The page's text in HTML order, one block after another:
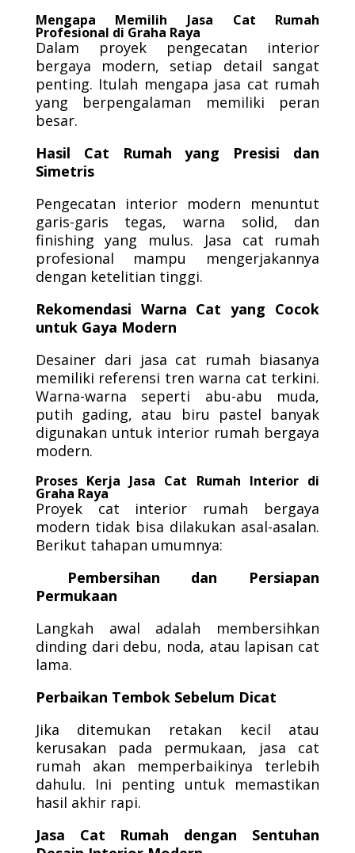
Mengapa Memilih Jasa Cat Rumah
Profesional di Graha Raya
Dalam proyek pengecatan interior
bergaya modern, setiap detail sangat
penting. Itulah mengapa jasa cat rumah
yang berpengalaman memiliki peran
besar.
Hasil Cat Rumah yang Presisi dan
Simetris
Pengecatan interior modern menuntut
garis-garis tegas, warna solid, dan
finishing yang mulus. Jasa cat rumah
profesional mampu mengerjakannya
dengan ketelitian tinggi.
Rekomendasi Warna Cat yang Cocok
untuk Gaya Modern
Desainer dari jasa cat rumah biasanya
memiliki referensi tren warna cat terkini.
Warna-warna seperti abu-abu muda,
putih gading, atau biru pastel banyak
digunakan untuk interior rumah bergaya
modern.
Proses Kerja Jasa Cat Rumah Interior di
Graha Raya
Proyek cat interior rumah bergaya
modern tidak bisa dilakukan asal-asalan.
Berikut tahapan umumnya:
Pembersihan dan Persiapan
Permukaan
Langkah awal adalah membersihkan
dinding dari debu, noda, atau lapisan cat
lama.
Perbaikan Tembok Sebelum Dicat
Jika ditemukan retakan kecil atau
kerusakan pada permukaan, jasa cat
rumah akan memperbaikinya terlebih
dahulu. Ini penting untuk memastikan
hasil akhir rapi.
Jasa Cat Rumah dengan Sentuhan